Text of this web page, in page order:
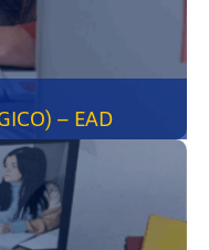
– EAD